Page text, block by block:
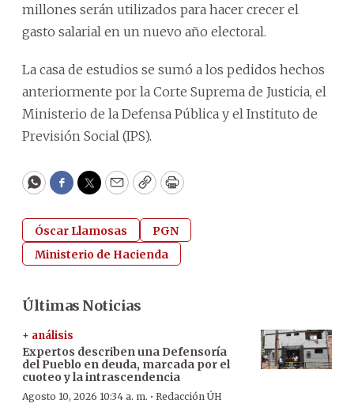
millones serán utilizados para hacer crecer el
gasto salarial en un nuevo año electoral.
La casa de estudios se sumó a los pedidos hechos
anteriormente por la Corte Suprema de Justicia, el
Ministerio de la Defensa Pública y el Instituto de
Previsión Social (IPS).
WhatsApp
Facebook
Twitter
EmailCopyPrint
Óscar Llamosas
PGN
Ministerio de Hacienda
Últimas Noticias
+ análisis
Expertos describen una Defensoría
del Pueblo en deuda, marcada por el
cuoteo y la intrascendencia
Agosto 10, 2026 10:34 a. m. · Redacción ÚH